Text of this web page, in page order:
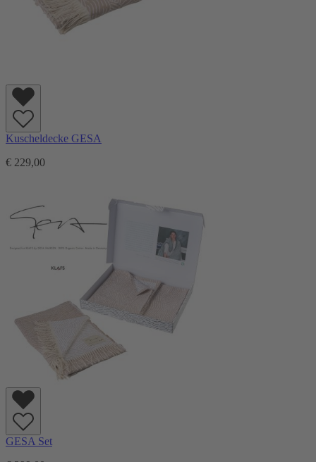
Kuscheldecke GESA
€ 229,00
GESA Set